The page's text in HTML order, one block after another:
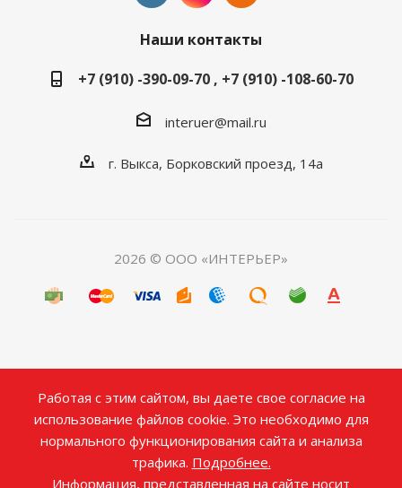
Наши контакты
+7 (910) -390-09-70 , +7 (910) -108-60-70
interuer@mail.ru
г. Выкса, Борковский проезд, 14а
2026 © ООО «ИНТЕРЬЕР»
Работая с этим сайтом, вы даете свое согласие на
использование файлов cookie. Это необходимо для
нормального функционирования сайта и анализа
трафика. Подробнее.
Информация, представленная на сайте носит